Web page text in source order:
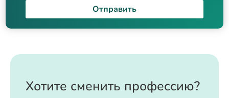
Отправить
Хотите сменить профессию?